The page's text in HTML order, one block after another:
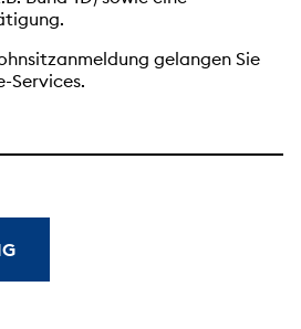
gelangen Sie
Services.